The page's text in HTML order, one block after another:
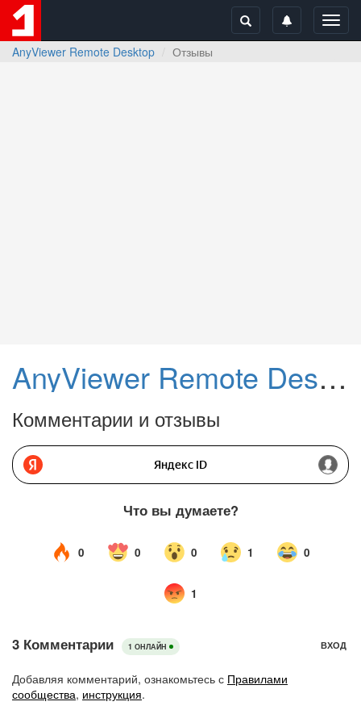
AnyViewer Remote Desktop
Отзывы
AnyViewer Remote Desktop
Комментарии и отзывы